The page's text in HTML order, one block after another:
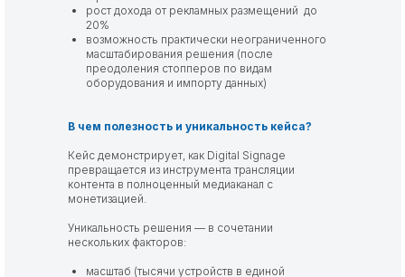
рост дохода от рекламных размещений до
20%
возможность практически неограниченного
масштабирования решения (после
преодоления стопперов по видам
оборудования и импорту данных)
В чем полезность и уникальность кейса?
Кейс демонстрирует, как Digital Signage
превращается из инструмента трансляции
контента в полноценный медиаканал с
монетизацией.
Уникальность решения — в сочетании
нескольких факторов:
масштаб (тысячи устройств в единой